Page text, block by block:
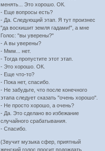
менять... Это хорошо. ОК.
- Еще вопросы есть?
- Да. Следующий этап. Я тут произнес
"да воскишит земля гадами!", а мне
Голос: "вы уверены?"
- А вы уверены?
- Ммм... нет.
- Тогда пропустите этот этап.
- Это хорошо. ОК.
- Еще что-то?
- Пока нет, спасибо.
- Не забудьте, что после конечного
этапа следует сказать "очень хорошо".
- Не просто хорошо, а очень?
- Да. Это сделано во избежание
случайного срабатывания.
- Спасибо.
(Звучит музыка сфер, приятный
женский голос просит подождать